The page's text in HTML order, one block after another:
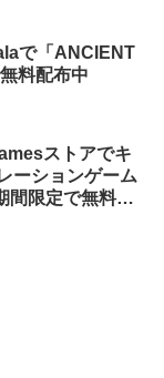
で「ANCIENT
料配布中
ストアでキ
ーションゲーム
間限定で無料配